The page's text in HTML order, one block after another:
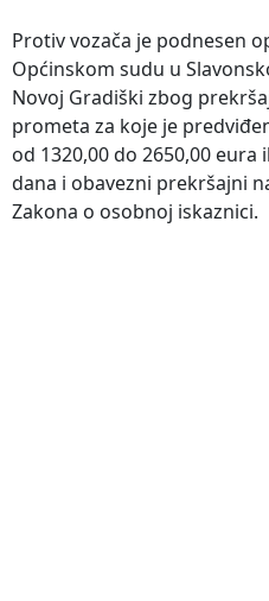
Protiv vozača je podnesen
Općinskom sudu u
Novoj Gradiški zbog
prometa za koje je
od 1320,00 do 2650,00
dana i obavezni prekršajni
Zakona o osobnoj iskaznici.